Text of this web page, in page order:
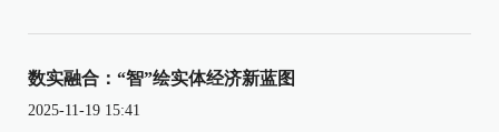
数实融合：“智”绘实体经济新蓝图
2025-11-19 15:41